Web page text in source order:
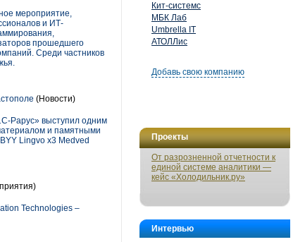
Кит-системс
МБК Лаб
Umbrella IT
АТОЛЛис
Добавь свою компанию
Проекты
От разрозненной отчетности к
единой системе аналитики —
кейс «Холодильник.ру»
Интервью
мероприятие,
и ИТ-
прошедшего
Среди частников
(Новости)
Рарус» выступил одним
и памятными
Lingvo x3 Medved
Technologies –